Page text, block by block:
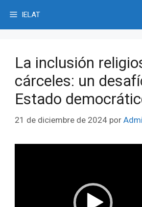
contenido
IELAT
La inclusión
cárceles: un
Estado
21 de diciembre de 2024 por